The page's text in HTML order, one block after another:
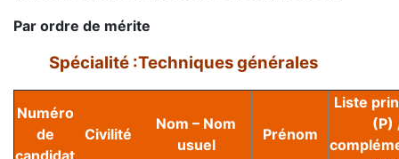
Par ordre de mérite
Spécialité :Techniques générales
Numéro
de
candidat
Civilité
Nom – Nom
usuel
Prénom
Liste
(P)